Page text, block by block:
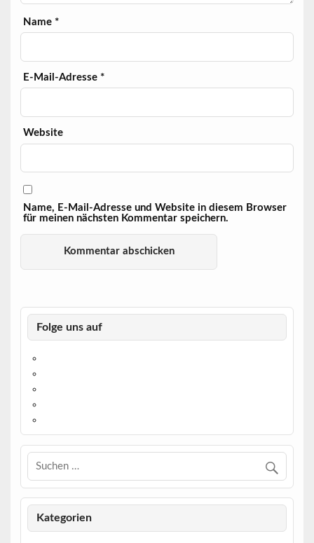
Name *
E-Mail-Adresse *
Website
Name, E-Mail-Adresse und Website in diesem Browser
für meinen nächsten Kommentar speichern.
Folge uns auf
Kategorien